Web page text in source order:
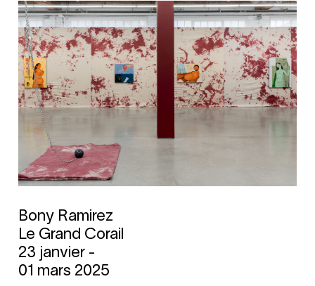
Bony Ramirez
Le Grand Corail
23 janvier -
01 mars 2025